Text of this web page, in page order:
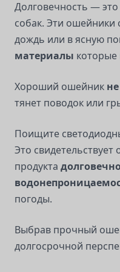
Долговечность —
собак. Эти ошейники
дождь или в ясную
материалы
Хороший ошейник
тянет поводок или
Поищите
Это
продукта
погоды.
Выбрав прочный
долгосрочной